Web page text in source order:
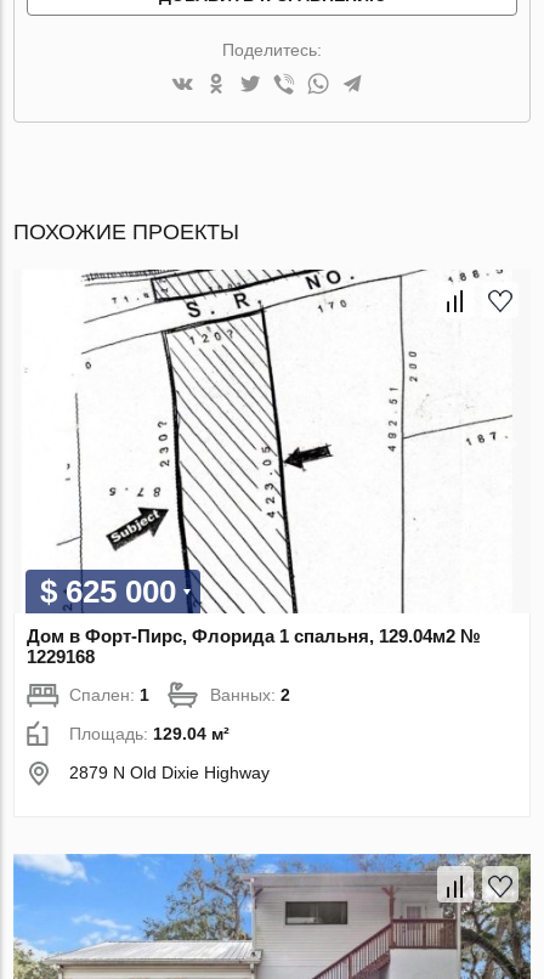
Поделитесь:
ПОХОЖИЕ ПРОЕКТЫ
$ 625 000
Дом в Форт-Пирс, Флорида 1 спальня, 129.04м2 №
1229168
Спален:1 Ванных:2
Площадь:129.04 м²
2879 N Old Dixie Highway